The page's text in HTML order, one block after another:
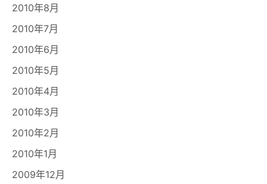
2010年8月
2010年7月
2010年6月
2010年5月
2010年4月
2010年3月
2010年2月
2010年1月
2009年12月